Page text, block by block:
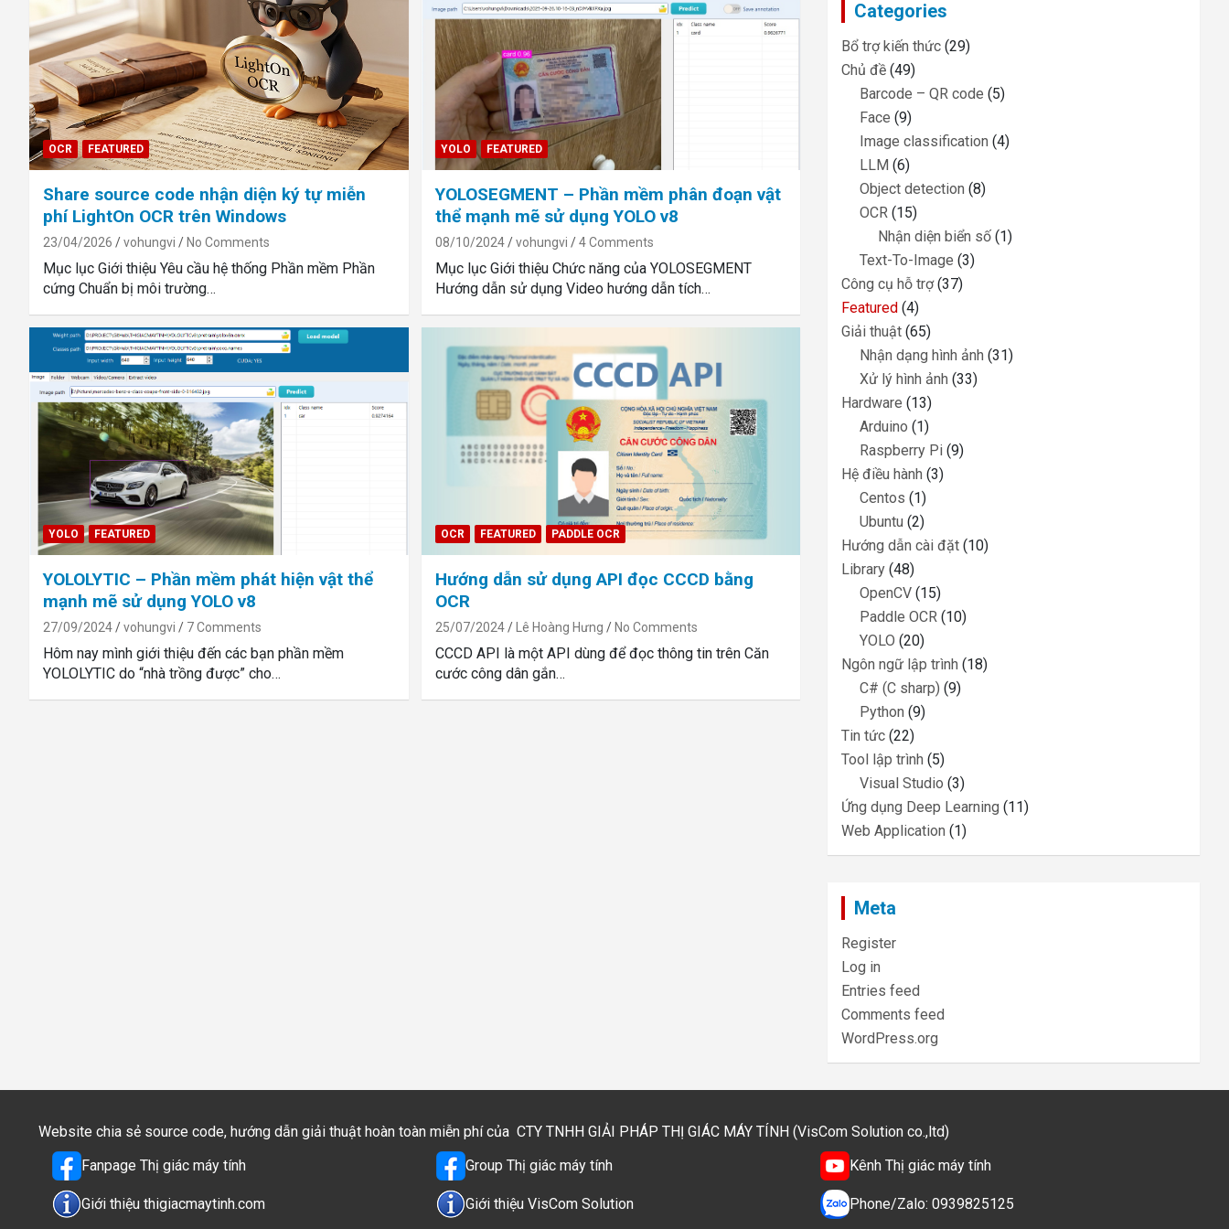
OCR FEATURED
Share source code nhận diện ký tự miễn
phí LightOn OCR trên Windows
23/04/2026 vohungvi No Comments
Mục lục Giới thiệu Yêu cầu hệ thống Phần mềm Phần
cứng Chuẩn bị môi trường…
YOLO FEATURED
YOLOSEGMENT – Phần mềm phân đoạn vật
thể mạnh mẽ sử dụng YOLO v8
08/10/2024 vohungvi 4 Comments
Mục lục Giới thiệu Chức năng của YOLOSEGMENT
Hướng dẫn sử dụng Video hướng dẫn tích…
YOLO FEATURED
YOLOLYTIC – Phần mềm phát hiện vật thể
mạnh mẽ sử dụng YOLO v8
27/09/2024 vohungvi 7 Comments
Hôm nay mình giới thiệu đến các bạn phần mềm
YOLOLYTIC do “nhà trồng được” cho…
OCR FEATURED PADDLE OCR
Hướng dẫn sử dụng API đọc CCCD bằng
OCR
25/07/2024 Lê Hoàng Hưng No Comments
CCCD API là một API dùng để đọc thông tin trên Căn
cước công dân gắn…
Categories
Bổ trợ kiến thức (29)
Chủ đề (49)
Barcode – QR code (5)
Face (9)
Image classification (4)
LLM (6)
Object detection (8)
OCR (15)
Nhận diện biển số (1)
Text-To-Image (3)
Công cụ hỗ trợ(37)
Featured (4)
Giải thuật (65)
Nhận dạng hình ảnh (31)
Xử lý hình ảnh (33)
Hardware (13)
Arduino (1)
Raspberry Pi (9)
Hệ điều hành (3)
Centos (1)
Ubuntu (2)
Hướng dẫn cài đặt (10)
Library (48)
OpenCV (15)
Paddle OCR (10)
YOLO (20)
Ngôn ngữ lập trình (18)
C# (C sharp) (9)
Python (9)
Tin tức (22)
Tool lập trình (5)
Visual Studio (3)
Ứng dụng Deep Learning (11)
Web Application (1)
Meta
Register
Log in
Entries feed
Comments feed
WordPress.org
Website chia sẻ source code, hướng dẫn giải thuật hoàn toàn miễn phí của CTY TNHH GIẢI PHÁP THỊ GIÁC MÁY TÍNH (VisCom Solution co.,ltd)
Fanpage Thị giác máy tính
Group Thị giác máy tính Kênh Thị giác máy tính
Giới thiệu thigiacmaytinh.com Giới thiệu VisCom Solution Phone/Zalo: 0939825125